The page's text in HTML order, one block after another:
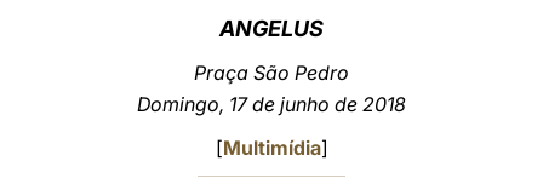
ANGELUS
Praça São Pedro
Domingo, 17 de junho de 2018
[Multimídia]